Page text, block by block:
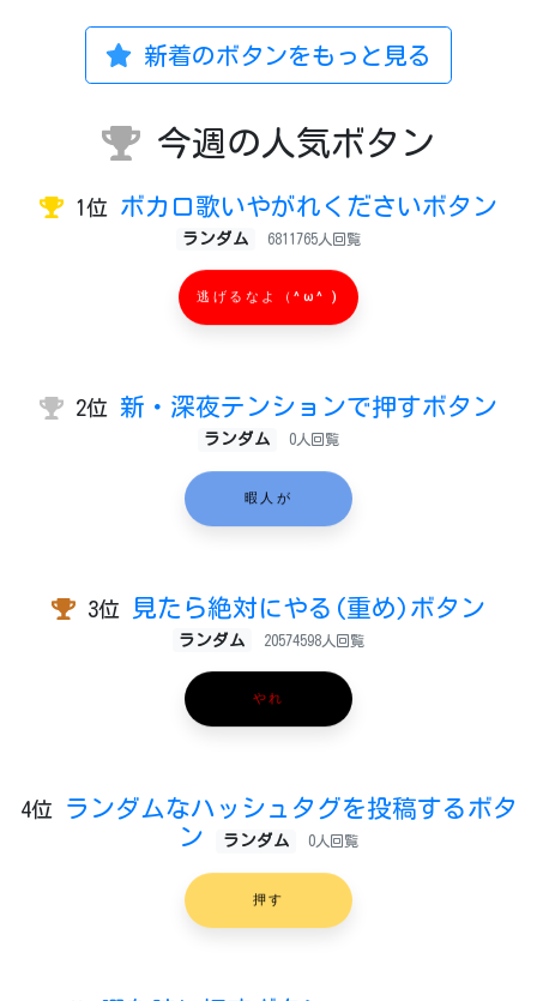
新着のボタンをもっと見る
今週の人気ボタン
1位 ボカロ歌いやがれくださいボタン
ランダム 6811765人回覧
逃げるなよ（^ω^ )
2位 新・深夜テンションで押すボタン
ランダム 0人回覧
暇人が
3位 見たら絶対にやる(重め)ボタン
ランダム 20574598人回覧
やれ
4位
ランダムなハッシュタグを投稿するボタ
ン
ランダム 0人回覧
押す